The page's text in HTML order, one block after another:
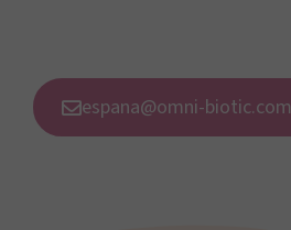
espana@omni-biotic.com